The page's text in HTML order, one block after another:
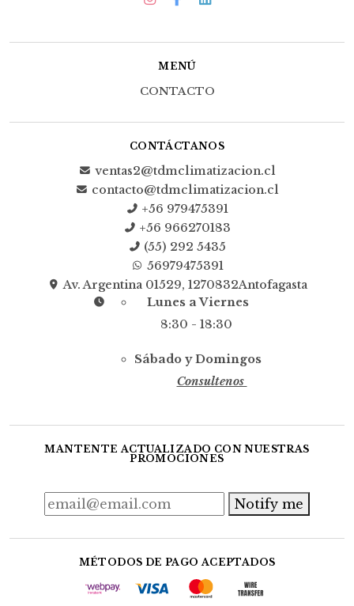
MENÚ
CONTACTO
CONTÁCTANOS
ventas2@tdmclimatizacion.cl
contacto@tdmclimatizacion.cl
+56 979475391
+56 966270183
(55) 292 5435
56979475391
Av. Argentina 01529, 1270832Antofagasta
Lunes a Viernes
8:30 - 18:30
Sábado y Domingos
Consultenos
MANTENTE ACTUALIZADO CON NUESTRAS
PROMOCIONES
Notify me
MÉTODOS DE PAGO ACEPTADOS